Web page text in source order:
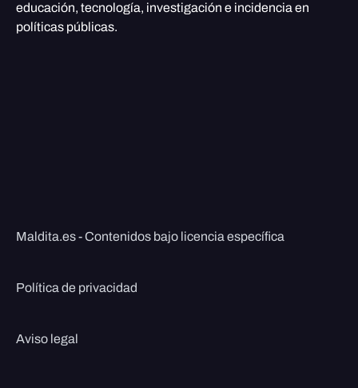
educación, tecnología, investigación e incidencia en
políticas públicas.
Maldita.es - Contenidos bajo licencia específica
Política de privacidad
Aviso legal